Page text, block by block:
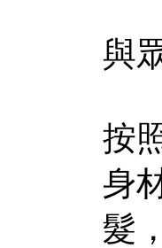
與
按
身
髮